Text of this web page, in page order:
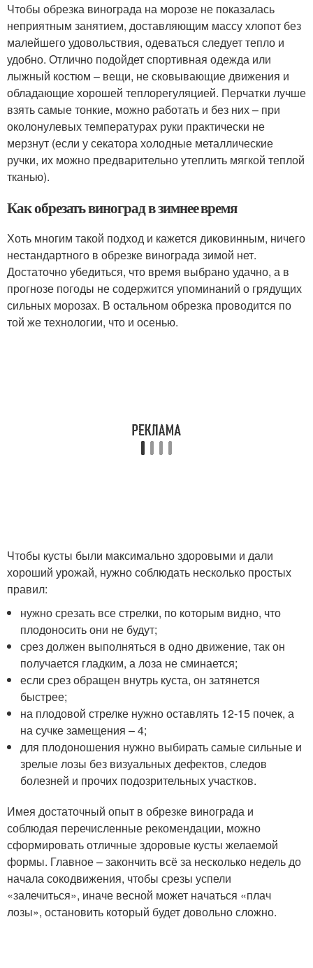
Чтобы обрезка винограда на морозе не показалась
неприятным занятием, доставляющим массу хлопот без
малейшего удовольствия, одеваться следует тепло и
удобно. Отлично подойдет спортивная одежда или
лыжный костюм – вещи, не сковывающие движения и
обладающие хорошей теплорегуляцией. Перчатки лучше
взять самые тонкие, можно работать и без них – при
околонулевых температурах руки практически не
мерзнут (если у секатора холодные металлические
ручки, их можно предварительно утеплить мягкой теплой
тканью).
Как обрезать виноград в зимнее время
Хоть многим такой подход и кажется диковинным, ничего
нестандартного в обрезке винограда зимой нет.
Достаточно убедиться, что время выбрано удачно, а в
прогнозе погоды не содержится упоминаний о грядущих
сильных морозах. В остальном обрезка проводится по
той же технологии, что и осенью.
Чтобы кусты были максимально здоровыми и дали
хороший урожай, нужно соблюдать несколько простых
правил:
нужно срезать все стрелки, по которым видно, что
плодоносить они не будут;
срез должен выполняться в одно движение, так он
получается гладким, а лоза не сминается;
если срез обращен внутрь куста, он затянется
быстрее;
на плодовой стрелке нужно оставлять 12-15 почек, а
на сучке замещения – 4;
для плодоношения нужно выбирать самые сильные и
зрелые лозы без визуальных дефектов, следов
болезней и прочих подозрительных участков.
Имея достаточный опыт в обрезке винограда и
соблюдая перечисленные рекомендации, можно
сформировать отличные здоровые кусты желаемой
формы. Главное – закончить всё за несколько недель до
начала сокодвижения, чтобы срезы успели
«залечиться», иначе весной может начаться «плач
лозы», остановить который будет довольно сложно.